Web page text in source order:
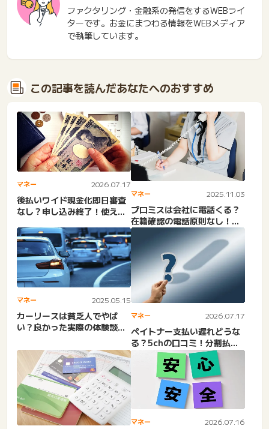
ファクタリング・金融系の発信をするWEBライ
ターです。お金にまつわる情報をWEBメディア
で執筆しています。
この記事を読んだあなたへのおすすめ
マネー 2026.07.17
後払いワイド現金化即日審査
なし？申し込み終了！使える
い...
マネー 2025.11.03
プロミスは会社に電話くる？
在籍確認の電話原則なし！怖
い。迷惑？しつこい？プロ
マネー 2025.05.15
カーリースは貧乏人でやば
い？良かった実際の体験談！
た？...
マネー 2026.07.17
ペイトナー支払い遅れどうな
る？5chの口コミ！分割払い
はできる？返済できない時...
マネー 2026.07.16